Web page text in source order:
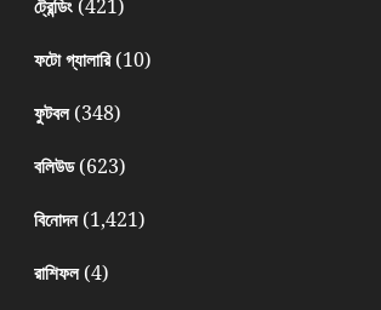
ট্রেন্ডিং(421)
ফটো গ্যালারি(10)
ফুটবল(348)
বলিউড(623)
বিনোদন(1,421)
রাশিফল(4)